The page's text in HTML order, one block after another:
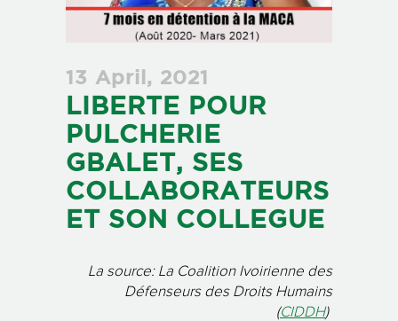
13 April, 2021
LIBERTE POUR
PULCHERIE
GBALET, SES
COLLABORATEURS
ET SON COLLEGUE
La source: La Coalition Ivoirienne des
Défenseurs des Droits Humains
(CIDDH)